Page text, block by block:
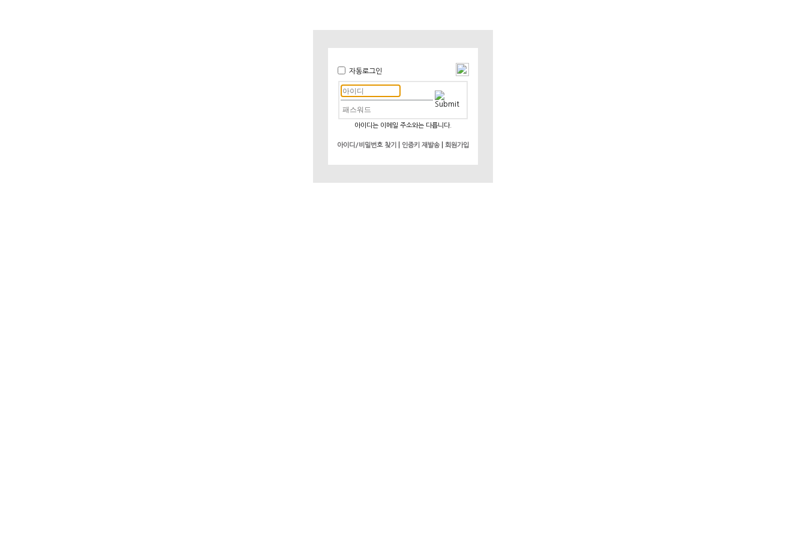
자동로그인
아이디는 이메일 주소와는 다릅니다.
아이디/비밀번호 찾기 인증키 재발송| 회원가입